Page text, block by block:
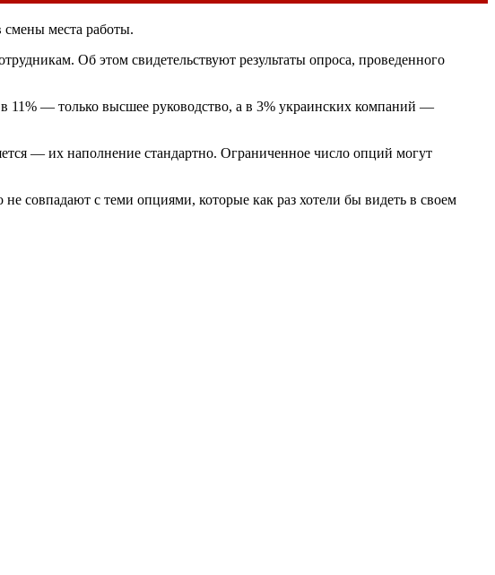
смены места работы.
Об этом свидетельствуют результаты опроса, проведенного
11% — только высшее руководство, а в 3% украинских компаний —
— их наполнение стандартно. Ограниченное число опций могут
совпадают с теми опциями, которые как раз хотели бы видеть в своем